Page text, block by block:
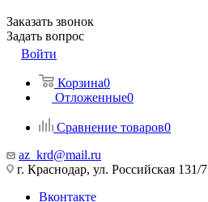
Заказать звонок
Задать вопрос
Войти
Корзина0
Отложенные0
Сравнение товаров0
az_krd@mail.ru
г. Краснодар, ул. Российская 131/7
Вконтакте